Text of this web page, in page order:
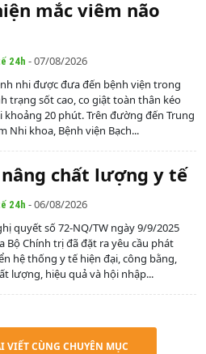
mắc viêm não
24h - 07/08/2026
nhi được đưa đến bệnh viện trong
trạng sốt cao, co giật toàn thân kéo
khoảng 20 phút. Trên đường đến Trung
Nhi khoa, Bệnh viện Bạch...
chất lượng y tế
24h - 06/08/2026
quyết số 72-NQ/TW ngày 9/9/2025
Bộ Chính trị đã đặt ra yêu cầu phát
hệ thống y tế hiện đại, công bằng,
lượng, hiệu quả và hội nhập...
VIẾT CÙNG CHUYÊN MỤC